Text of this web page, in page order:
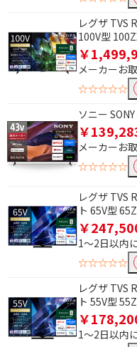
レグザ TVS
100V型
￥
メーカーお
☆☆☆☆☆
ソニー
￥
メーカーお
☆☆☆☆☆
レグザ TVS
ト 65V型
￥
1～2日以内
☆☆☆☆☆
レグザ TVS
ト 55V型
￥
1～2日以内